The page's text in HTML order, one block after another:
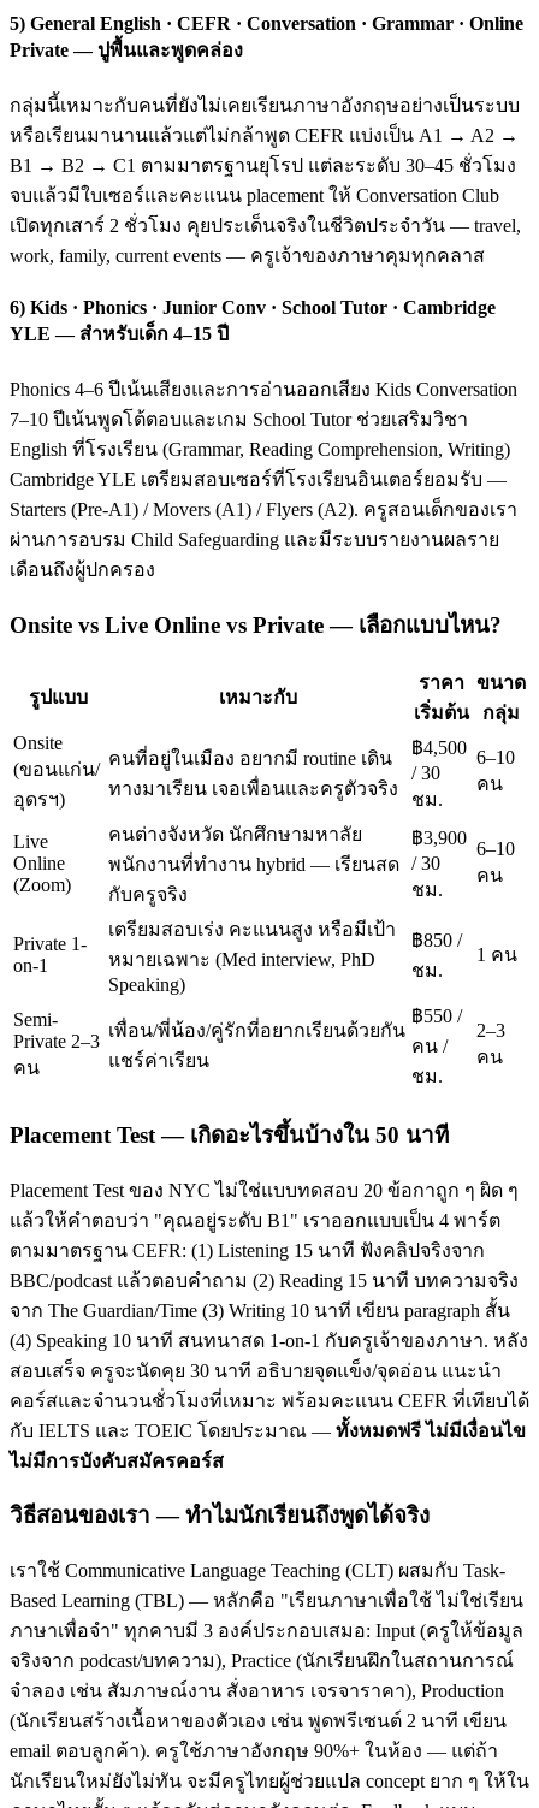
5) General English · CEFR · Conversation · Grammar · Online
Private — ปูพื้นและพูดคล่อง
กลุ่มนี้เหมาะกับคนที่ยังไม่เคยเรียนภาษาอังกฤษอย่างเป็นระบบ
หรือเรียนมานานแล้วแต่ไม่กล้าพูด CEFR แบ่งเป็น A1 → A2 →
B1 → B2 → C1 ตามมาตรฐานยุโรป แต่ละระดับ 30–45 ชั่วโมง
จบแล้วมีใบเซอร์และคะแนน placement ให้ Conversation Club
เปิดทุกเสาร์ 2 ชั่วโมง คุยประเด็นจริงในชีวิตประจำวัน — travel,
work, family, current events — ครูเจ้าของภาษาคุมทุกคลาส
6) Kids · Phonics · Junior Conv · School Tutor · Cambridge
YLE — สำหรับเด็ก 4–15 ปี
Phonics 4–6 ปีเน้นเสียงและการอ่านออกเสียง Kids Conversation
7–10 ปีเน้นพูดโต้ตอบและเกม School Tutor ช่วยเสริมวิชา
English ที่โรงเรียน (Grammar, Reading Comprehension, Writing)
Cambridge YLE เตรียมสอบเซอร์ที่โรงเรียนอินเตอร์ยอมรับ —
Starters (Pre-A1) / Movers (A1) / Flyers (A2). ครูสอนเด็กของเรา
ผ่านการอบรม Child Safeguarding และมีระบบรายงานผลราย
เดือนถึงผู้ปกครอง
Onsite vs Live Online vs Private — เลือกแบบไหน?
รูปแบบ เหมาะกับ
ราคา
เริ่มต้น
ขนาด
กลุ่ม
Onsite
(ขอนแก่น/
อุดรฯ)
คนที่อยู่ในเมือง อยากมี routine เดิน
ทางมาเรียน เจอเพื่อนและครูตัวจริง
฿4,500
/ 30
ชม.
6–10
คน
Live
Online
(Zoom)
คนต่างจังหวัด นักศึกษามหาลัย
พนักงานที่ทำงาน hybrid — เรียนสด
กับครูจริง
฿3,900
/ 30
ชม.
6–10
คน
Private 1-
on-1
เตรียมสอบเร่ง คะแนนสูง หรือมีเป้า
หมายเฉพาะ (Med interview, PhD
Speaking)
฿850 /
ชม.
1 คน
Semi-
Private 2–3
คน
เพื่อน/พี่น้อง/คู่รักที่อยากเรียนด้วยกัน
แชร์ค่าเรียน
฿550 /
คน /
ชม.
2–3
คน
Placement Test — เกิดอะไรขึ้นบ้างใน 50 นาที
Placement Test ของ NYC ไม่ใช่แบบทดสอบ 20 ข้อกาถูก ๆ ผิด ๆ
แล้วให้คำตอบว่า "คุณอยู่ระดับ B1" เราออกแบบเป็น 4 พาร์ต
ตามมาตรฐาน CEFR: (1) Listening 15 นาที ฟังคลิปจริงจาก
BBC/podcast แล้วตอบคำถาม (2) Reading 15 นาที บทความจริง
จาก The Guardian/Time (3) Writing 10 นาที เขียน paragraph สั้น
(4) Speaking 10 นาที สนทนาสด 1-on-1 กับครูเจ้าของภาษา. หลัง
สอบเสร็จ ครูจะนัดคุย 30 นาที อธิบายจุดแข็ง/จุดอ่อน แนะนำ
คอร์สและจำนวนชั่วโมงที่เหมาะ พร้อมคะแนน CEFR ที่เทียบได้
กับ IELTS และ TOEIC โดยประมาณ — ทั้งหมดฟรี ไม่มีเงื่อนไข
ไม่มีการบังคับสมัครคอร์ส
วิธีสอนของเรา — ทำไมนักเรียนถึงพูดได้จริง
เราใช้ Communicative Language Teaching (CLT) ผสมกับ Task-
Based Learning (TBL) — หลักคือ "เรียนภาษาเพื่อใช้ ไม่ใช่เรียน
ภาษาเพื่อจำ" ทุกคาบมี 3 องค์ประกอบเสมอ: Input (ครูให้ข้อมูล
จริงจาก podcast/บทความ), Practice (นักเรียนฝึกในสถานการณ์
จำลอง เช่น สัมภาษณ์งาน สั่งอาหาร เจรจาราคา), Production
(นักเรียนสร้างเนื้อหาของตัวเอง เช่น พูดพรีเซนต์ 2 นาที เขียน
email ตอบลูกค้า). ครูใช้ภาษาอังกฤษ 90%+ ในห้อง — แต่ถ้า
นักเรียนใหม่ยังไม่ทัน จะมีครูไทยผู้ช่วยแปล concept ยาก ๆ ให้ใน